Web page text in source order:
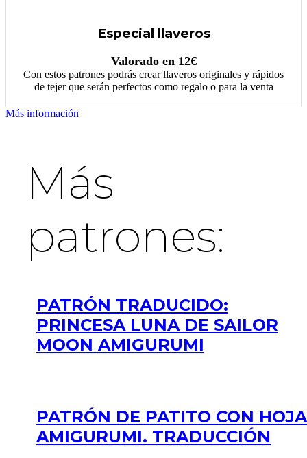
Especial llaveros
Valorado en 12€
Con estos patrones podrás crear llaveros originales y rápidos
de tejer que serán perfectos como regalo o para la venta
Más información
Más
patrones:
PATRÓN TRADUCIDO:
PRINCESA LUNA DE SAILOR
MOON AMIGURUMI
PATRÓN DE PATITO CON HOJA
AMIGURUMI. TRADUCCIÓN